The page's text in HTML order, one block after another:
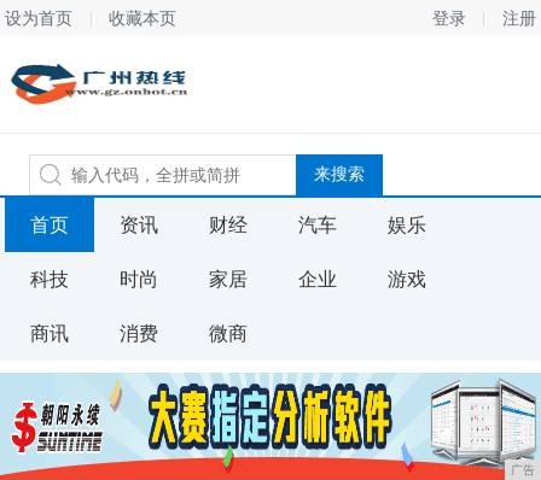
设为首页 收藏本页 登录 注册
首页 资讯 财经 汽车 娱乐
科技 时尚 家居 企业 游戏
商讯 消费 微商
广告